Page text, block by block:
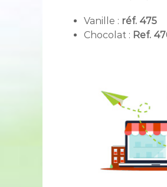
Vanille : réf. 475
Chocolat : Ref.